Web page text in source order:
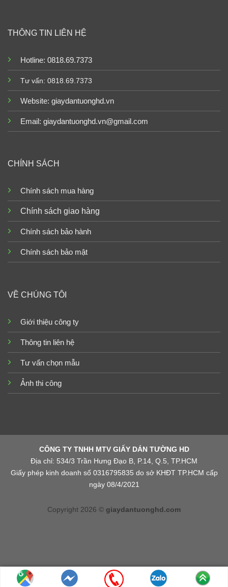
THÔNG TIN LIÊN HỆ
Hotline: 0818.69.7373
Tư vấn: 0818.69.7373
Website: giaydantuonghd.vn
Email: giaydantuonghd.vn@gmail.com
CHÍNH SÁCH
Chính sách mua hàng
Chính sách giao hàng
Chính sách bảo hành
Chính sách bảo mật
VỀ CHÚNG TÔI
Giới thiệu công ty
Thông tin liên hệ
Tư vấn chọn mẫu
Ảnh thi công
CÔNG TY TNHH MTV GIẤY DÁN TƯỜNG HD
Địa chỉ: 534/3 Trần Hưng Đạo B, P.14, Q.5, TP.HCM
Giấy phép kinh doanh số 0316795835 do sở KHĐT TP.HCM cấp
ngày 08/4/2021
Copyright 2026 © giaydantuonghd.com